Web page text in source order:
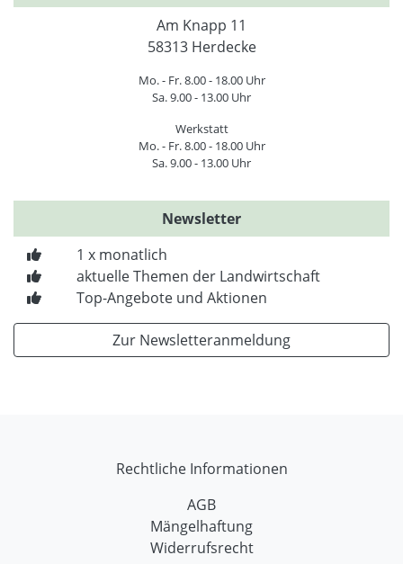
Am Knapp 11
58313 Herdecke
Mo. - Fr. 8.00 - 18.00 Uhr
Sa. 9.00 - 13.00 Uhr
Werkstatt
Mo. - Fr. 8.00 - 18.00 Uhr
Sa. 9.00 - 13.00 Uhr
Newsletter
1 x monatlich
aktuelle Themen der Landwirtschaft
Top-Angebote und Aktionen
Zur Newsletteranmeldung
Rechtliche Informationen
AGB
Mängelhaftung
Widerrufsrecht